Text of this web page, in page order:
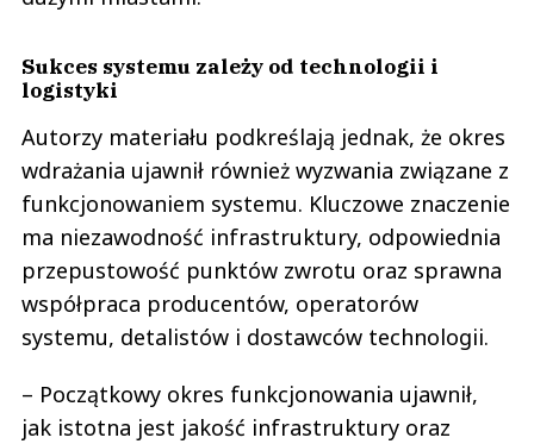
Sukces systemu zależy od technologii i
logistyki
Autorzy materiału podkreślają jednak, że okres
wdrażania ujawnił również wyzwania związane z
funkcjonowaniem systemu. Kluczowe znaczenie
ma niezawodność infrastruktury, odpowiednia
przepustowość punktów zwrotu oraz sprawna
współpraca producentów, operatorów
systemu, detalistów i dostawców technologii.
– Początkowy okres funkcjonowania ujawnił,
jak istotna jest jakość infrastruktury oraz